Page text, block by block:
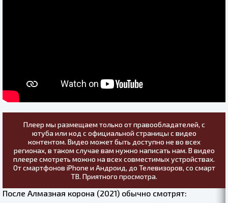
Плеер мы размещаем только от правообладателей, с
ютуба или код с официальной страницы с видео
контентом. Видео может быть доступно не во всех
регионах, в таком случае вам нужно написать нам. В видео
плеере смотреть можно на всех совместимых устройствах.
От смартфонов iPhone и Андроид, до Телевизоров, со смарт
ТВ. Приятного просмотра.
После Алмазная корона (2021) обычно смотрят: